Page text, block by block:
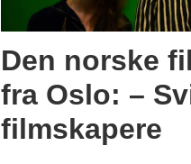
Den norske
fra Oslo: –
filmskapere